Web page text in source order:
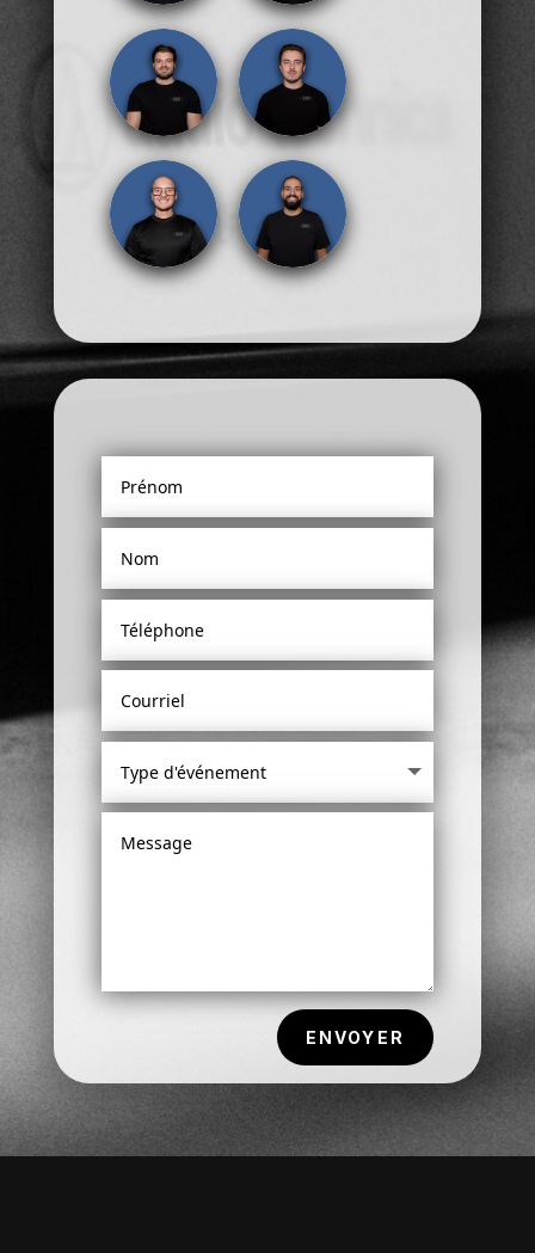
ENVOYER